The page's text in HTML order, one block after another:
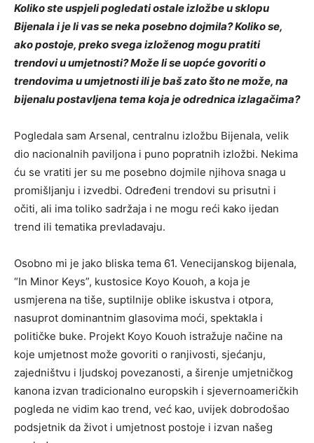
Koliko ste uspjeli pogledati ostale izložbe u sklopu
Bijenala i je li vas se neka posebno dojmila? Koliko se,
ako postoje, preko svega izloženog mogu pratiti
trendovi u umjetnosti? Može li se uopće govoriti o
trendovima u umjetnosti ili je baš zato što ne može, na
bijenalu postavljena tema koja je odrednica izlagačima?
Pogledala sam Arsenal, centralnu izložbu Bijenala, velik
dio nacionalnih paviljona i puno popratnih izložbi. Nekima
ću se vratiti jer su me posebno dojmile njihova snaga u
promišljanju i izvedbi. Određeni trendovi su prisutni i
očiti, ali ima toliko sadržaja i ne mogu reći kako ijedan
trend ili tematika prevladavaju.
Osobno mi je jako bliska tema 61. Venecijanskog bijenala,
“In Minor Keys”, kustosice Koyo Kouoh, a koja je
usmjerena na tiše, suptilnije oblike iskustva i otpora,
nasuprot dominantnim glasovima moći, spektakla i
političke buke. Projekt Koyo Kouoh istražuje načine na
koje umjetnost može govoriti o ranjivosti, sjećanju,
zajedništvu i ljudskoj povezanosti, a širenje umjetničkog
kanona izvan tradicionalno europskih i sjevernoameričkih
pogleda ne vidim kao trend, već kao, uvijek dobrodošao
podsjetnik da život i umjetnost postoje i izvan našeg